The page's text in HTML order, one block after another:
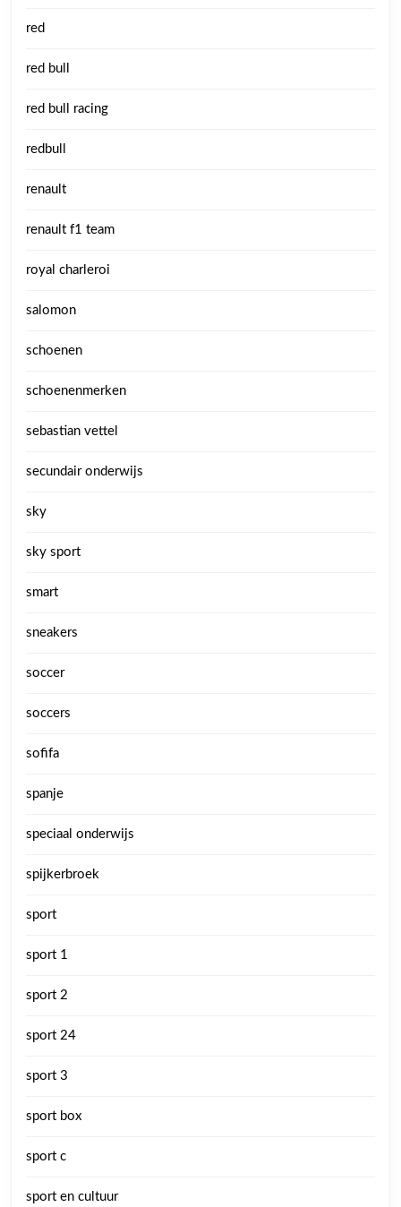
red
red bull
red bull racing
redbull
renault
renault f1 team
royal charleroi
salomon
schoenen
schoenenmerken
sebastian vettel
secundair onderwijs
sky
sky sport
smart
sneakers
soccer
soccers
sofifa
spanje
speciaal onderwijs
spijkerbroek
sport
sport 1
sport 2
sport 24
sport 3
sport box
sport c
sport en cultuur